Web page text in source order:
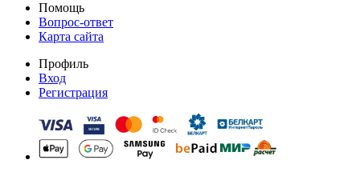
Помощь
Вопрос-ответ
Карта сайта
Профиль
Вход
Регистрация